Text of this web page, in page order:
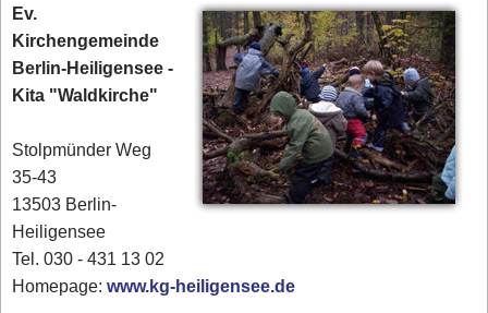
Ev.
Kirchengemeinde
Berlin-Heiligensee -
Kita "Waldkirche"
Stolpmünder Weg
35-43
13503 Berlin-
Heiligensee
Tel. 030 - 431 13 02‎
Homepage:www.kg-heiligensee.de